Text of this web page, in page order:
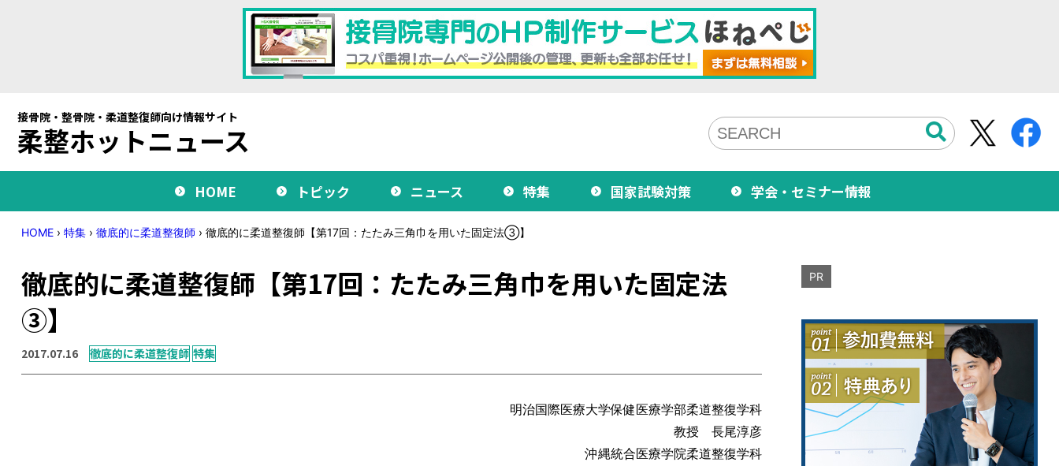
接骨院・整骨院・柔道整復師向け情報サイト
柔整ホットニュース
HOME トピック ニュース 特集 国家試験対策 学会・セミナー情報
HOME › 特集 › 徹底的に柔道整復師 › 徹底的に柔道整復師【第17回：たたみ三角巾を用いた固定法③】
徹底的に柔道整復師【第17回：たたみ三角巾を用いた固定法
③】
2017.07.16 徹底的に柔道整復師 特集
明治国際医療大学保健医療学部柔道整復学科
教授 長尾淳彦
沖縄統合医療学院柔道整復学科
PR